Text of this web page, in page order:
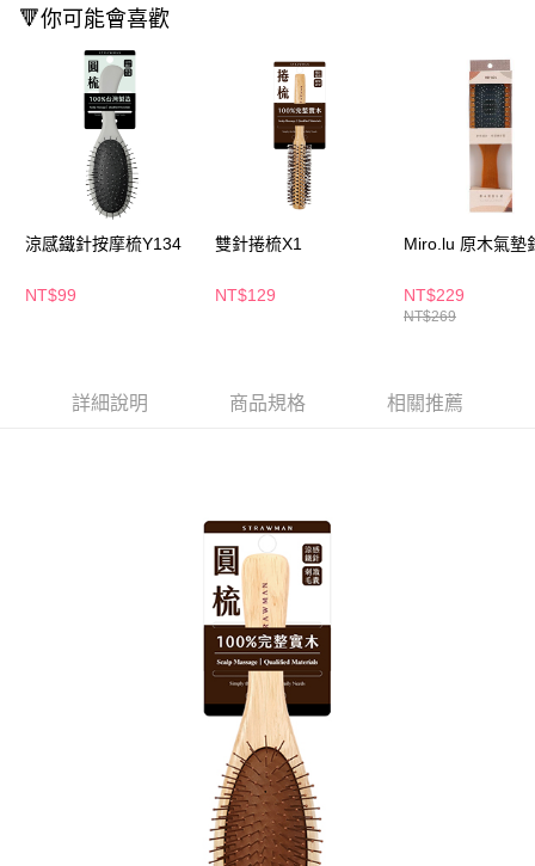
【「AFTEE先享後付」結帳流程】
結帳頁面，進行簡訊認證並確認金額後，即可完成結帳。
２．訂單成立數日內，您將收到繳費通知簡訊。
３．收到繳費通知簡訊後14天內，點擊此簡訊中的連結，可透過四大超商／
ATM／網路銀行／等多元方式進行付款，方視為交易完成。
※ 請注意：結帳手續完成當下不需立刻繳費，但若您需要取消訂單，請聯絡
購買商品的店家。未經商家同意取消之訂單仍視為有效，需透過AFTEE先享
後付繳納相關費用。
※ 交易是否成功請以「AFTEE先享後付 」之結帳頁面顯示為準，若有關於
客戶支援中心」https://netprotections.freshdesk.com/support/home
【注意事項】
１．透過由恩沛科技股份有限公司提供之「AFTEE先享後付」服務完成之交
https://aftee.tw/terms/#terms3
５．嚴禁一人註冊多個帳號或使用他人資訊註冊。若發現惡意使用之情形，
恩沛科技股份有限公司將有權停止該用戶之使用額度並採取法律行動。
每筆NT$65，滿NT$390(含以上)免運費
付款後全家取貨
每筆NT$65，滿NT$390(含以上)免運費
萊爾富取貨付款
每筆NT$65，滿NT$490(含以上)免運費
付款後萊爾富取貨
每筆NT$65，滿NT$490(含以上)免運費
7-11取貨付款
每筆NT$65，滿NT$490(含以上)免運費
每筆NT$80，滿NT$290(含以上)免運費
🔻你可能會喜歡
涼感鐵針按摩梳Y134
NT$99
雙針捲梳X1
NT$129
Miro.lu 原木氣墊
NT$229
NT$269
詳細說明 商品規格 相關推薦